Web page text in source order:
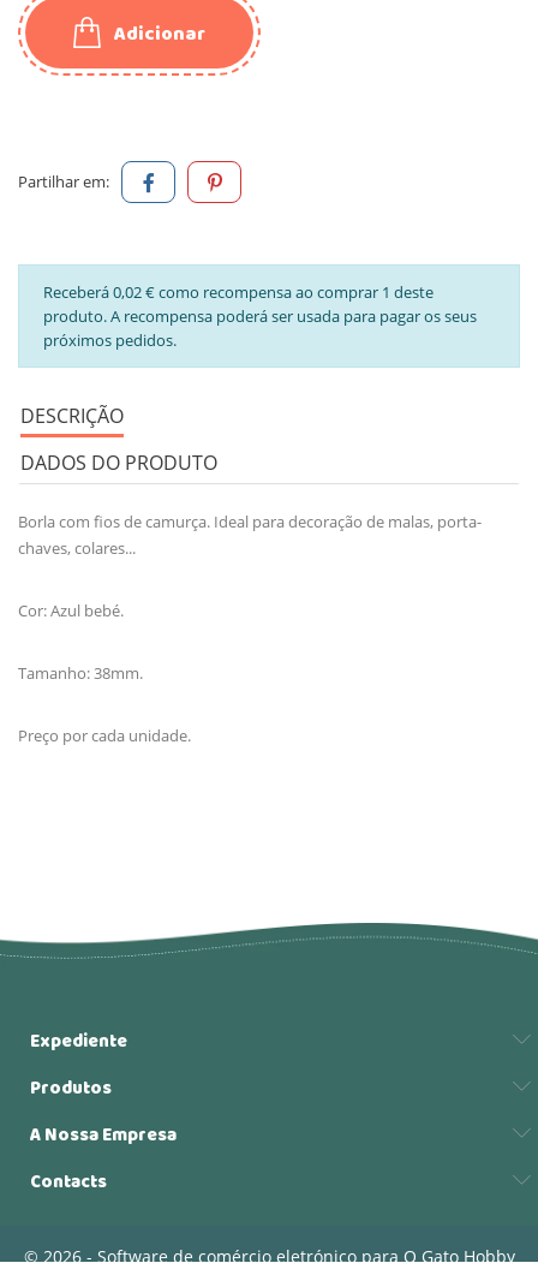
Adicionar
Partilhar em:
Receberá 0,02 € como recompensa ao comprar 1 deste
produto. A recompensa poderá ser usada para pagar os seus
próximos pedidos.
DESCRIÇÃO
DADOS DO PRODUTO
Borla com fios de camurça. Ideal para decoração de malas, porta-
chaves, colares...
Cor: Azul bebé.
Tamanho: 38mm.
Preço por cada unidade.
Expediente
Produtos
A Nossa Empresa
Contacts
© 2026 - Software de comércio eletrónico para O Gato Hobby